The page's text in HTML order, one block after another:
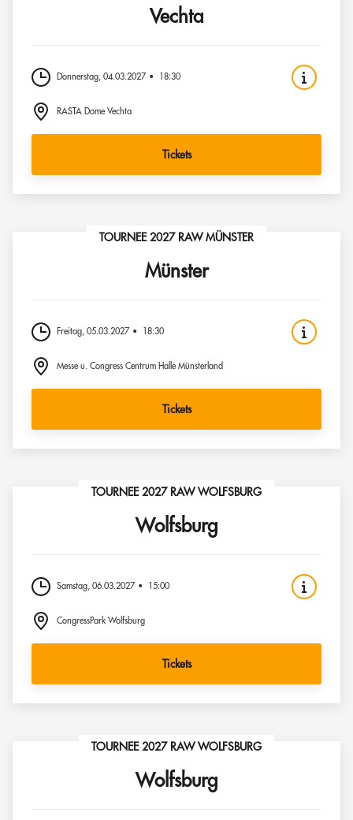
Vechta
Donnerstag, 04.03.2027 18:30
RASTA Dome Vechta
Tickets
TOURNEE 2027 RAW MÜNSTER
Münster
Freitag, 05.03.2027 18:30
Messe u. Congress Centrum Halle Münsterland
Tickets
TOURNEE 2027 RAW WOLFSBURG
Wolfsburg
Samstag, 06.03.2027 15:00
CongressPark Wolfsburg
Tickets
TOURNEE 2027 RAW WOLFSBURG
Wolfsburg